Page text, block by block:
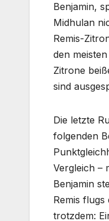
Benjamin,
Midhulan
Remis-
den
Zitrone
sind
Die letzte
folgenden
Vergleich –
Benjamin
Remis flugs
trotzdem: